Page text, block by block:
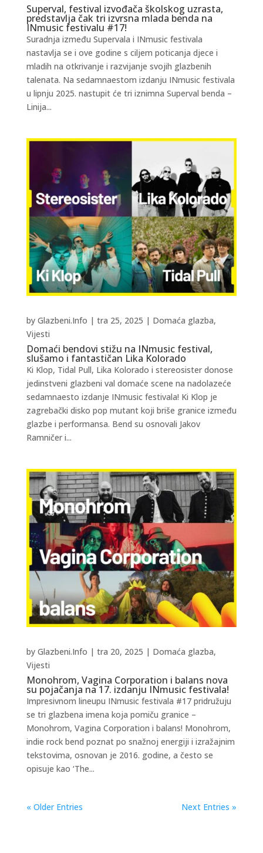
Superval, festival izvođača školskog uzrasta,
predstavlja čak tri izvrsna mlada benda na
INmusic festivalu #17!
Suradnja između Supervala i INmusic festivala
nastavlja se i ove godine s ciljem poticanja djece i
mladih na otkrivanje i razvijanje svojih glazbenih
talenata. Na sedamnaestom izdanju INmusic festivala
u lipnju 2025. nastupit će tri iznimna Superval benda –
Linija...
Domaći bendovi stižu na INmusic festival,
slušamo i fantastičan Lika Kolorado
by Glazbeni.Info | tra 25, 2025 | Domaća glazba,
Vijesti
Ki Klop, Tidal Pull, Lika Kolorado i stereosister donose
jedinstveni glazbeni val domaće scene na nadolazeće
sedamnaesto izdanje INmusic festivala! Ki Klop je
zagrebački disko pop mutant koji briše granice između
glazbe i performansa. Bend su osnovali Jakov
Ramničer i...
Monohrom, Vagina Corporation i balans nova
su pojačanja na 17. izdanju INmusic festivala!
by Glazbeni.Info | tra 20, 2025 | Domaća glazba,
Vijesti
Impresivnom lineupu INmusic festivala #17 pridružuju
se tri glazbena imena koja pomiču granice –
Monohrom, Vagina Corporation i balans! Monohrom,
indie rock bend poznat po snažnoj energiji i izražajnim
tekstovima, osnovan je 2016. godine, a često se
opisuje kao ‘The...
« Older Entries Next Entries »